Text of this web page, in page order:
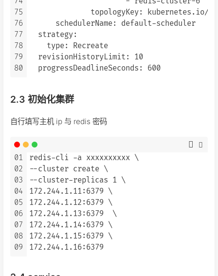
75
76
77
78
79
80
topologyKey: kubernetes.io/
      schedulerName: default-scheduler
  strategy:
    type: Recreate
  revisionHistoryLimit: 10
2.3 初始化集群
自行填写主机 ip 与 redis 密码
01
02
03
04
05
06
07
08
09
redis-cli -a xxxxxxxxxx \
--cluster create \
--cluster-replicas 1 \
172.244.1.11:6379 \
172.244.1.12:6379 \
172.244.1.13:6379  \
172.244.1.14:6379 \
172.244.1.15:6379 \
172.244.1.16:6379